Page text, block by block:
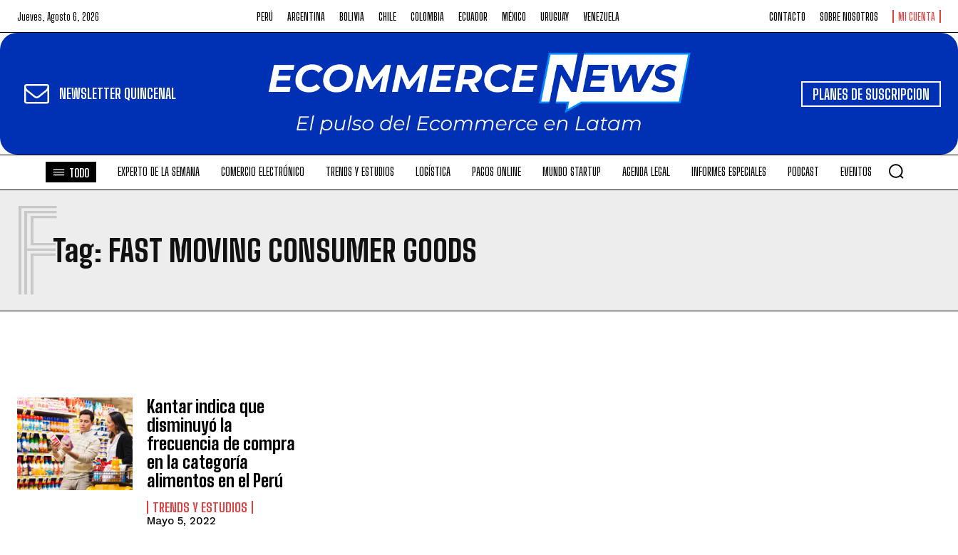
Jueves, Agosto 6, 2026 PERÚ ARGENTINA BOLIVIA CHILE COLOMBIA ECUADOR MÉXICO URUGUAY VENEZUELA CONTACTO SOBRE NOSOTROS MI CUENTA
NEWSLETTER QUINCENAL PLANES DE SUSCRIPCION
TODO EXPERTO DE LA SEMANA COMERCIO ELECTRÓNICO TRENDS Y ESTUDIOS LOGÍSTICA PAGOS ONLINE MUNDO STARTUP AGENDA LEGAL INFORMES ESPECIALES PODCAST EVENTOS
Tag: FAST MOVING CONSUMER GOODS
F
Kantar indica que
disminuyó la
frecuencia de compra
en la categoría
alimentos en el Perú
TRENDS Y ESTUDIOS
Mayo 5, 2022